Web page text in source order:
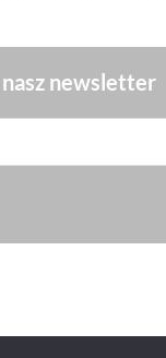
newsletter